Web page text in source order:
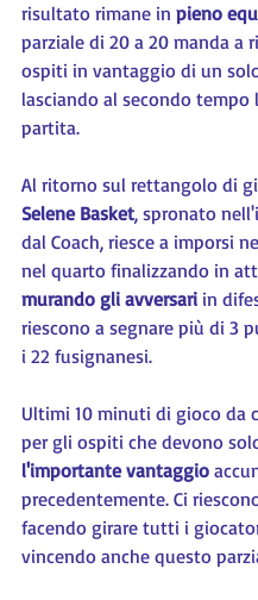
risultato rimane in pieno
parziale di 20 a 20 manda a
ospiti in vantaggio di un
lasciando al secondo tempo
partita.
Al ritorno sul rettangolo di
Selene Basket, spronato
dal Coach, riesce a imporsi
nel quarto finalizzando in
murando gli avversari in
riescono a segnare più di 3
i 22 fusignanesi.
Ultimi 10 minuti di gioco da
per gli ospiti che devono
l'importante vantaggio
precedentemente. Ci
facendo girare tutti i
vincendo anche questo